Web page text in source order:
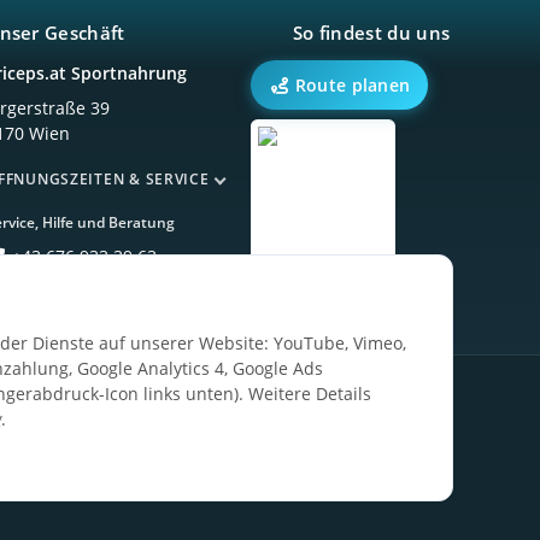
Dienste auf unserer Website: YouTube, Vimeo,
Google Analytics 4, Google Ads
Icon links unten). Weitere Details
.
Geschäft
Sportnahrung
39
Wien
& SERVICE
Hilfe und Beratung
+43 676 933 39 63
So findest du uns
Route planen